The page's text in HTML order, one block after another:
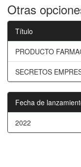
Otras
Título
PRODUCTO
SECRETOS
Fecha de
2022